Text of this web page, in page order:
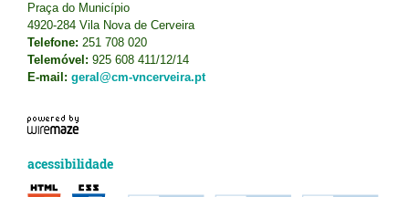
Praça do Município
4920-284 Vila Nova de Cerveira
Telefone: 251 708 020
Telemóvel: 925 608 411/12/14
E-mail: geral@cm-vncerveira.pt
acessibilidade